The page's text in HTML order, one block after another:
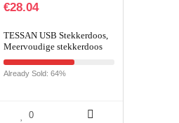
€28.04
TESSAN USB Stekkerdoos,
Meervoudige stekkerdoos
overspanningsbeveiliging, 8
voudige Stekkerdoos
Overspanningsbeveiliging
Already Sold: 64%
0